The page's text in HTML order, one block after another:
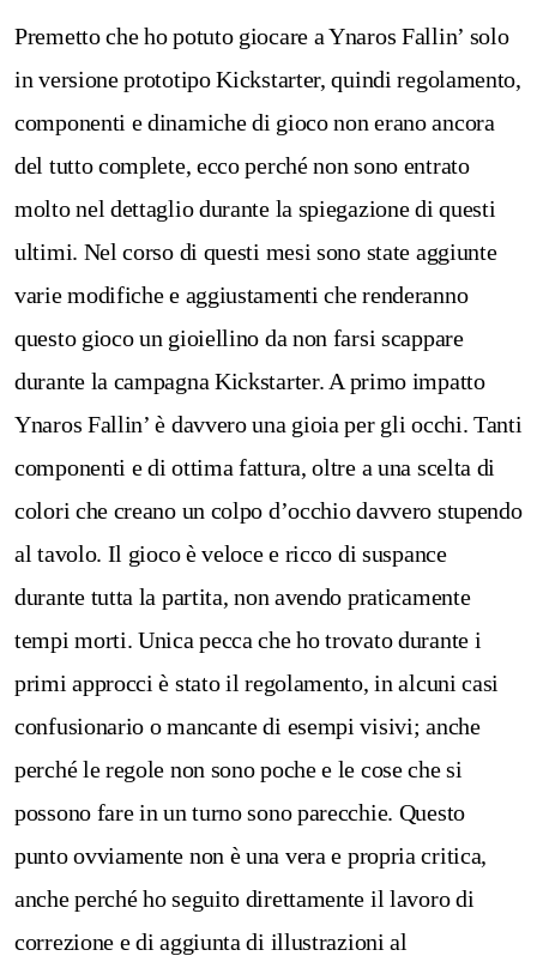
Premetto che ho potuto giocare a Ynaros Fallin’ solo
in versione prototipo Kickstarter, quindi regolamento,
componenti e dinamiche di gioco non erano ancora
del tutto complete, ecco perché non sono entrato
molto nel dettaglio durante la spiegazione di questi
ultimi. Nel corso di questi mesi sono state aggiunte
varie modifiche e aggiustamenti che renderanno
questo gioco un gioiellino da non farsi scappare
durante la campagna Kickstarter. A primo impatto
Ynaros Fallin’ è davvero una gioia per gli occhi. Tanti
componenti e di ottima fattura, oltre a una scelta di
colori che creano un colpo d’occhio davvero stupendo
al tavolo. Il gioco è veloce e ricco di suspance
durante tutta la partita, non avendo praticamente
tempi morti. Unica pecca che ho trovato durante i
primi approcci è stato il regolamento, in alcuni casi
confusionario o mancante di esempi visivi; anche
perché le regole non sono poche e le cose che si
possono fare in un turno sono parecchie. Questo
punto ovviamente non è una vera e propria critica,
anche perché ho seguito direttamente il lavoro di
correzione e di aggiunta di illustrazioni al